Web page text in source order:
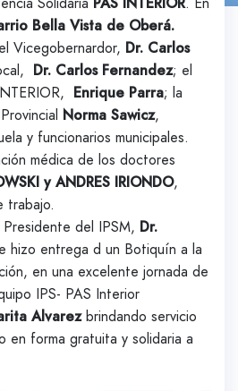
Bella Vista de Oberá.
Vicegobernardor, Dr. Carlos
Dr. Carlos Fernandez; el
Enrique Parra; la
Norma Sawicz,
y funcionarios municipales.
médica de los doctores
y ANDRES IRIONDO,
trabajo.
del IPSM, Dr.
hizo entrega d un Botiquín a la
en una excelente jornada de
IPS- PAS Interior
Alvarezbrindando servicio
en forma gratuita y solidaria a